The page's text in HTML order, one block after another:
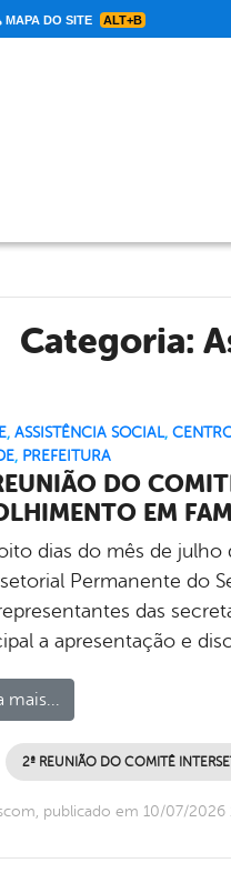
MAPA DO SITE ALT+B
Categoria:
, ASSISTÊNCIA SOCIAL,
, PREFEITURA
DO
EM
dias do mês de julho
Permanente do
das
a apresentação e
mais...
2ª REUNIÃO DO COMITÊ
publicado em 10/07/